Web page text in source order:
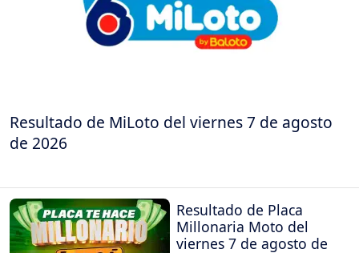
Resultado de MiLoto del viernes 7 de agosto
de 2026
Resultado de Placa
Millonaria Moto del
viernes 7 de agosto de